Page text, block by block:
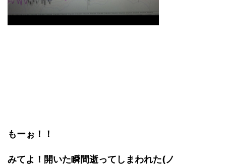
もーぉ！！
みてよ！開いた瞬間逝ってしまわれた(ノ